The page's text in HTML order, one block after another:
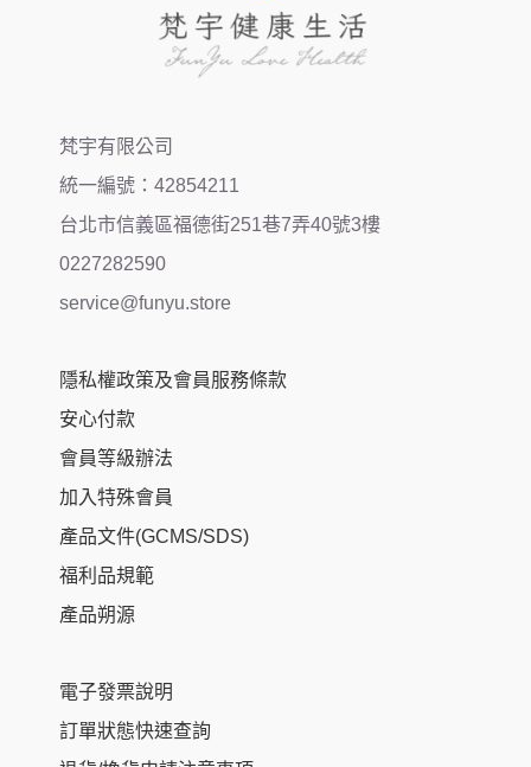
梵宇有限公司
統一編號：42854211
台北市信義區福德街251巷7弄40號3樓
0227282590
service@funyu.store
隱私權政策及會員服務條款
安心付款
會員等級辦法
加入特殊會員
產品文件(GCMS/SDS)
福利品規範
產品朔源
電子發票說明
訂單狀態快速查詢